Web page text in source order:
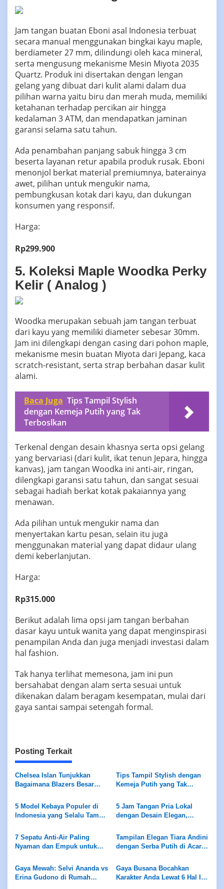
Jam tangan buatan Eboni asal Indonesia terbuat
secara manual menggunakan bingkai kayu maple,
berdiameter 27 mm, dilindungi oleh kaca mineral,
serta mengusung mekanisme Mesin Miyota 2035
Quartz. Produk ini disertakan dengan lengan
gelang yang dibuat dari kulit alami dalam dua
pilihan warna yaitu biru dan merah muda, memiliki
ketahanan terhadap percikan air hingga
kedalaman 3 ATM, dan mendapatkan jaminan
garansi selama satu tahun.
Ada penambahan panjang sabuk hingga 3 cm
beserta layanan retur apabila produk rusak. Eboni
menonjol berkat material premiumnya, baterainya
awet, pilihan untuk mengukir nama,
pembungkusan kotak dari kayu, dan dukungan
konsumen yang responsif.
Harga:
Rp299.900
5. Koleksi Maple Woodka Perky
Kelir ( Analog )
Woodka merupakan sebuah jam tangan terbuat
dari kayu yang memiliki diameter sebesar 30mm.
Jam ini dilengkapi dengan casing dari pohon maple,
mekanisme mesin buatan Miyota dari Jepang, kaca
scratch-resistant, serta strap berbahan dasar kulit
alami.
Baca Juga Tips Tampil Stylish
dengan Kemeja Putih yang Tak
Terboslkan
Terkenal dengan desain khasnya serta opsi gelang
yang bervariasi (dari kulit, ikat tenun Jepara, hingga
kanvas), jam tangan Woodka ini anti-air, ringan,
dilengkapi garansi satu tahun, dan sangat sesuai
sebagai hadiah berkat kotak pakaiannya yang
menawan.
Ada pilihan untuk mengukir nama dan
menyertakan kartu pesan, selain itu juga
menggunakan material yang dapat didaur ulang
demi keberlanjutan.
Harga:
Rp315.000
Berikut adalah lima opsi jam tangan berbahan
dasar kayu untuk wanita yang dapat menginspirasi
penampilan Anda dan juga menjadi investasi dalam
hal fashion.
Tak hanya terlihat memesona, jam ini pun
bersahabat dengan alam serta sesuai untuk
dikenakan dalam beragam kesempatan, mulai dari
gaya santai sampai setengah formal.
Posting Terkait
Chelsea Islan Tunjukkan
Bagaimana Blazers Besar
Anda
Tips Tampil Stylish dengan
Kemeja Putih yang Tak
5 Model Kebaya Populer di
Indonesia yang Selalu Tampil
5 Jam Tangan Pria Lokal
dengan Desain Elegan,
7 Sepatu Anti-Air Paling
Nyaman dan Empuk untuk
Tampilan Elegan Tiara Andini
dengan Serba Putih di Acara
Gaya Mewah: Selvi Ananda vs
Erina Gudono di Rumah
Gaya Busana Bocahkan
Karakter Anda Lewat 6 Hal Ini!